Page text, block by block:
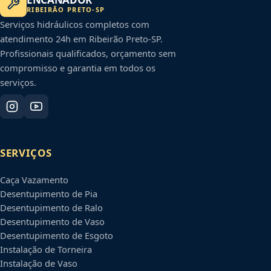
RIBEIRÃO PRETO-SP
Serviços hidráulicos completos com
atendimento 24h em Ribeirão Preto-SP.
Profissionais qualificados, orçamento sem
compromisso e garantia em todos os
serviços.
SERVIÇOS
Caça Vazamento
Desentupimento de Pia
Desentupimento de Ralo
Desentupimento de Vaso
Desentupimento de Esgoto
Instalação de Torneira
Instalação de Vaso